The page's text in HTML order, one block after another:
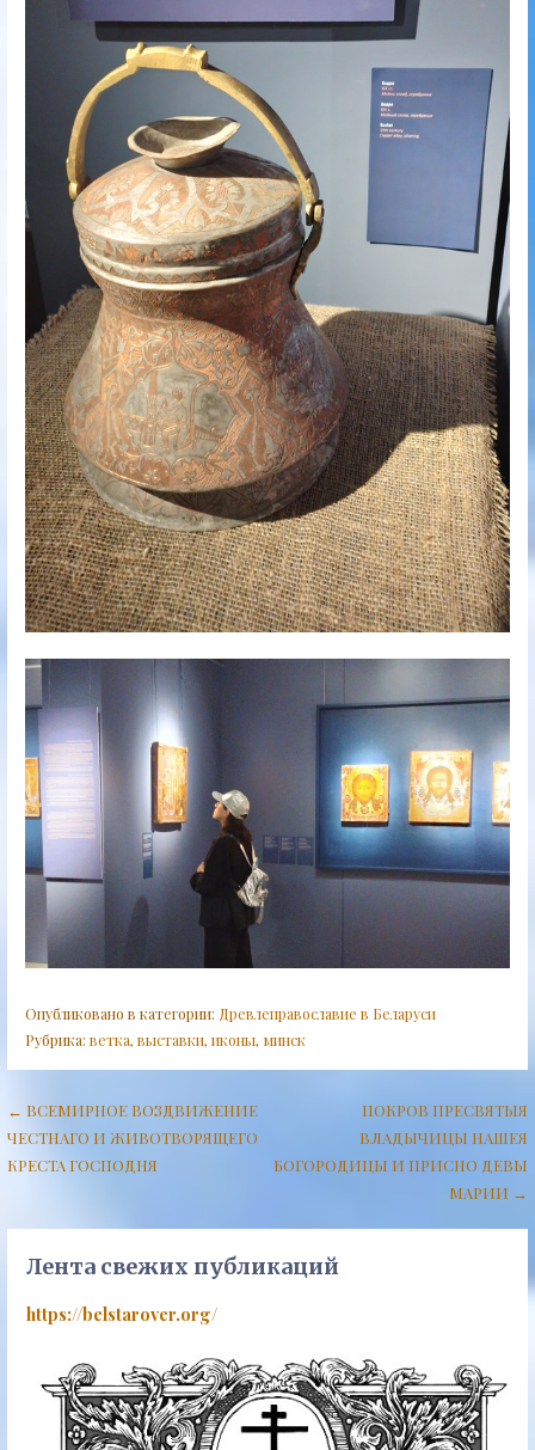
Опубликовано в категории: Древлеправославие в Беларуси
Рубрика: ветка, выставки, иконы, минск
Навигация
по
← ВСЕМИРНОЕ ВОЗДВИЖЕНИЕ
ЧЕСТНАГО И ЖИВОТВОРЯЩЕГО
КРЕСТА ГОСПОДНЯ
ПОКРОВ ПРЕСВЯТЫЯ
ВЛАДЫЧИЦЫ НАШЕЯ
БОГОРОДИЦЫ И ПРИСНО ДЕВЫ
МАРИИ →
Лента свежих публикаций
https://belstarover.org/